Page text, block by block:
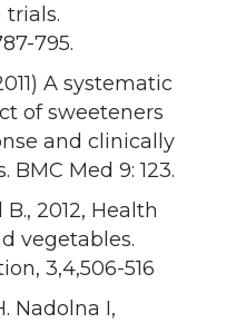
795.
A systematic
of sweeteners
and clinically
Med 9: 123.
2012, Health
vegetables.
3,4,506-516
Nadolna I,